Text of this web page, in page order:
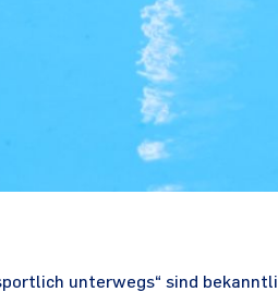
unterwegs“ sind